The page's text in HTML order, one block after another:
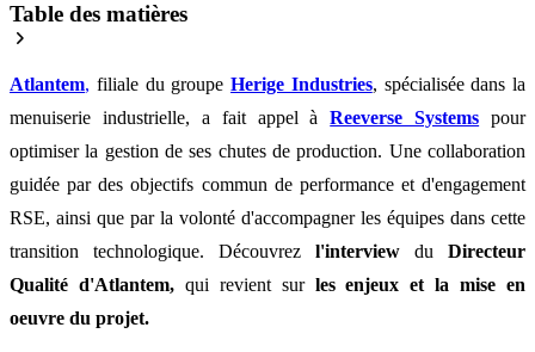
Table des matières
Atlantem, filiale du groupe Herige Industries, spécialisée dans la
menuiserie industrielle, a fait appel àReeverse Systems pour
optimiser la gestion de ses chutes de production. Une collaboration
guidée par des objectifs commun de performance et d'engagement
RSE, ainsi que par la volonté d'accompagner les équipes dans cette
transition technologique. Découvrez l'interview du Directeur
Qualité d'Atlantem, qui revient surles enjeux et la mise en
oeuvre du projet.